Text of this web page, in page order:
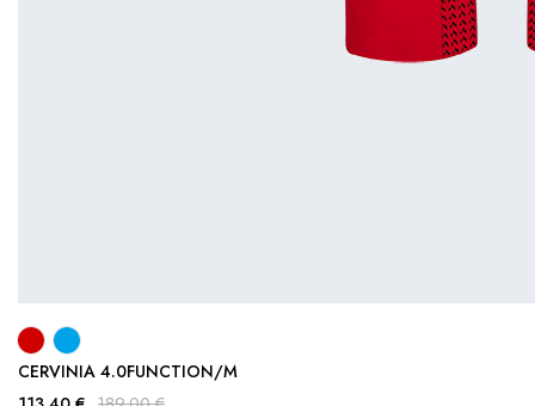
CERVINIA 4.0FUNCTION/M